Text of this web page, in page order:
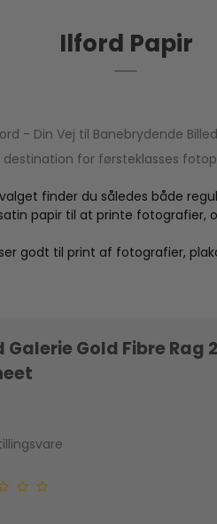
Ilford Papir
- Din Vej til Banebrydende
for førsteklasses
finder du således både
papir til at printe fotografier,
godt til print af fotografier,
Gold Fibre Rag